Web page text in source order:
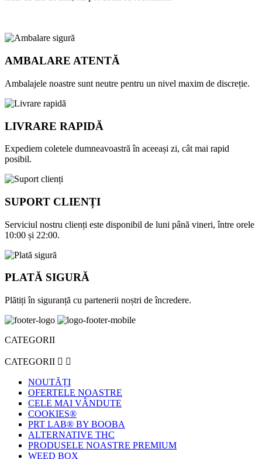
AMBALARE ATENTĂ
Ambalajele noastre sunt neutre pentru un nivel maxim de discreție.
LIVRARE RAPIDĂ
Expediem coletele dumneavoastră în aceeași zi, cât mai rapid
posibil.
SUPORT CLIENȚI
Serviciul nostru clienți este disponibil de luni până vineri, între orele
10:00 și 22:00.
PLATĂ SIGURĂ
Plătiți în siguranță cu partenerii noștri de încredere.
CATEGORII
CATEGORII  
NOUTĂȚI
OFERTELE NOASTRE
CELE MAI VÂNDUTE
COOKIES®
PRT LAB® BY BOOBA
ALTERNATIVE THC
PRODUSELE NOASTRE PREMIUM
WEED BOX